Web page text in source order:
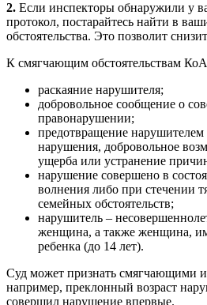
2. Если инспекторы обнаружили у
протокол, постарайтесь найти в
обстоятельства. Это позволит
К смягчающим обстоятельствам
раскаяние нарушителя;
добровольное сообщение о
правонарушении;
предотвращение
нарушения, добровольное
ущерба или устранение
нарушение совершено в
волнения либо при стечении
семейных обстоятельств;
нарушитель –
женщина, а также женщина,
ребенка (до 14 лет).
Суд может признать смягчающими и
например, преклонный возраст
совершил нарушение впервые.